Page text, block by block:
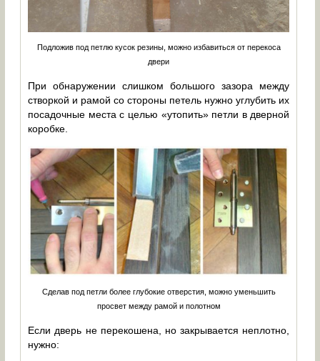
Подложив под петлю кусок резины, можно избавиться от перекоса
двери
При обнаружении слишком большого зазора между
створкой и рамой со стороны петель нужно углубить их
посадочные места с целью «утопить» петли в дверной
коробке.
Сделав под петли более глубокие отверстия, можно уменьшить
просвет между рамой и полотном
Если дверь не перекошена, но закрывается неплотно,
нужно: